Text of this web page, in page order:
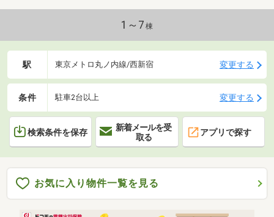
1～7 棟
駅 東京メトロ丸ノ内線/西新宿 変更する
条件 駐車2台以上 変更する
検索条件を保存
新着メールを受
取る
アプリで探す
お気に入り物件一覧を見る